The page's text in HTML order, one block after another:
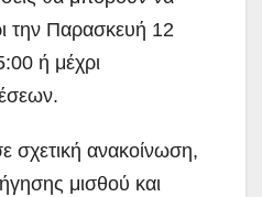
την Παρασκευή 12
ή μέχρι
σχετική ανακοίνωση,
μισθού και